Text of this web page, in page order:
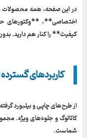
در این صفحه، همه محصولات
اختصاصی**، **وکتورهای
کیفیت** را کنار هم دارید.
کاربردهای گسترده
از طرح‌های چاپی و بیلبورد
کاتالوگ و جلوه‌های ویژه.
شماست.